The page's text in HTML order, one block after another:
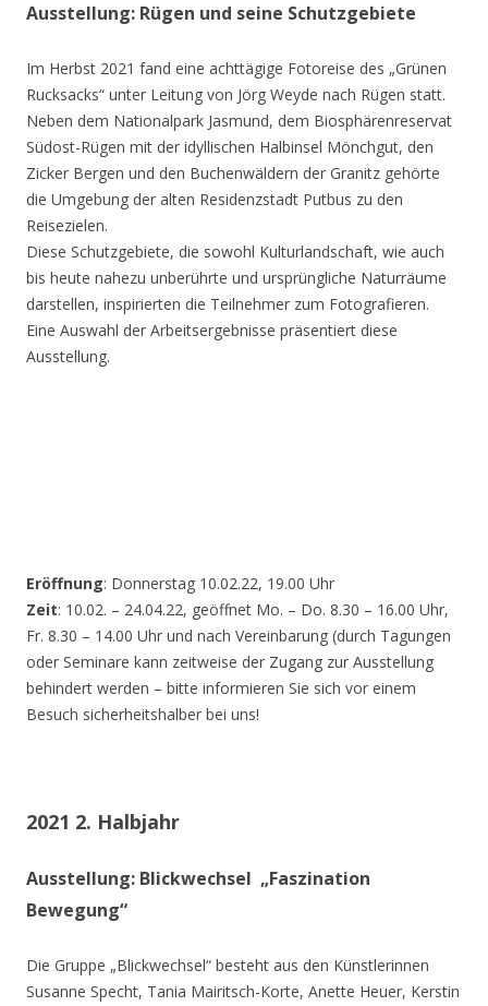
Ausstellung: Rügen und seine Schutzgebiete
Im Herbst 2021 fand eine achttägige Fotoreise des „Grünen
Rucksacks“ unter Leitung von Jörg Weyde nach Rügen statt.
Neben dem Nationalpark Jasmund, dem Biosphärenreservat
Südost-Rügen mit der idyllischen Halbinsel Mönchgut, den
Zicker Bergen und den Buchenwäldern der Granitz gehörte
die Umgebung der alten Residenzstadt Putbus zu den
Reisezielen.
Diese Schutzgebiete, die sowohl Kulturlandschaft, wie auch
bis heute nahezu unberührte und ursprüngliche Naturräume
darstellen, inspirierten die Teilnehmer zum Fotografieren.
Eine Auswahl der Arbeitsergebnisse präsentiert diese
Ausstellung.
Eröffnung: Donnerstag 10.02.22, 19.00 Uhr
Zeit: 10.02. – 24.04.22, geöffnet Mo. – Do. 8.30 – 16.00 Uhr,
Fr. 8.30 – 14.00 Uhr und nach Vereinbarung (durch Tagungen
oder Seminare kann zeitweise der Zugang zur Ausstellung
behindert werden – bitte informieren Sie sich vor einem
Besuch sicherheitshalber bei uns!
2021 2. Halbjahr
Ausstellung: Blickwechsel „Faszination
Bewegung“
Die Gruppe „Blickwechsel“ besteht aus den Künstlerinnen
Susanne Specht, Tania Mairitsch-Korte, Anette Heuer, Kerstin